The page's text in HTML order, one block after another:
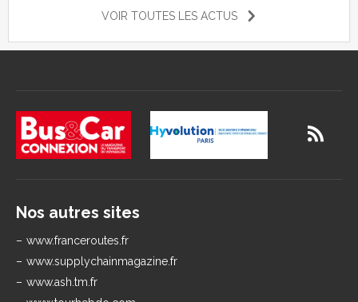
VOIR TOUTES LES ACTUS
Nos autres sites
www.franceroutes.fr
www.supplychainmagazine.fr
www.ash.tm.fr